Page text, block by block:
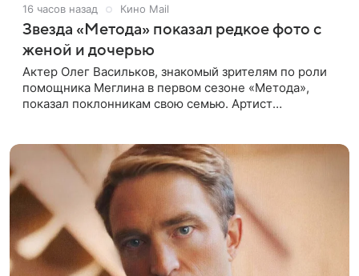
16 часов назад Кино Mail
Звезда «Метода» показал редкое фото с
женой и дочерью
Актер Олег Васильков, знакомый зрителям по роли
помощника Меглина в первом сезоне «Метода»,
показал поклонникам свою семью. Артист